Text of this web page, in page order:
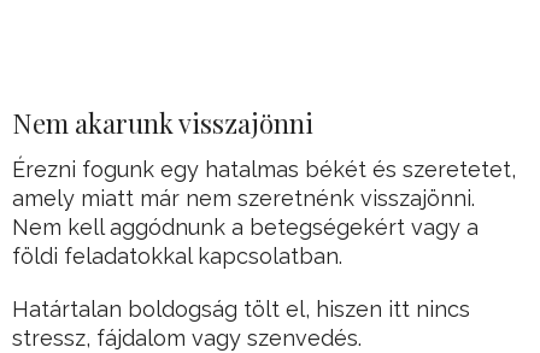
Nem akarunk visszajönni
Érezni fogunk egy hatalmas békét és szeretetet,
amely miatt már nem szeretnénk visszajönni.
Nem kell aggódnunk a betegségekért vagy a
földi feladatokkal kapcsolatban.
Határtalan boldogság tölt el, hiszen itt nincs
stressz, fájdalom vagy szenvedés.